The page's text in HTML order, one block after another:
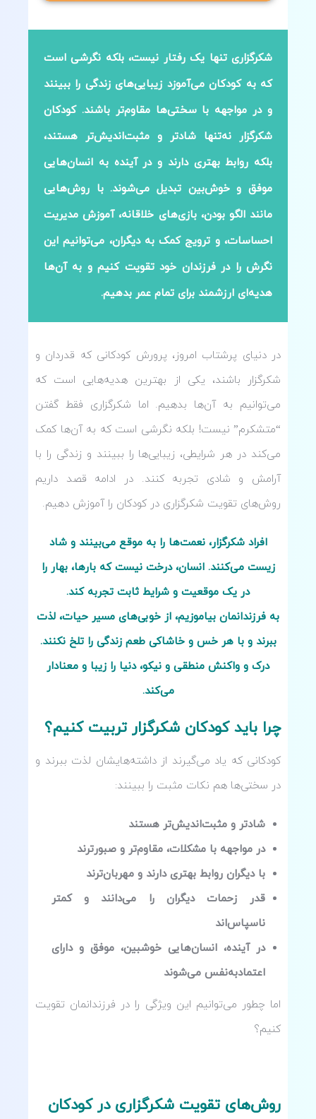
شکرگزاری تنها یک رفتار نیست، بلکه نگرشی است
که به کودکان می‌آموزد زیبایی‌های زندگی را ببینند
و در مواجهه با سختی‌ها مقاوم‌تر باشند. کودکان
شکرگزار نه‌تنها شادتر و مثبت‌اندیش‌تر هستند،
بلکه روابط بهتری دارند و در آینده به انسان‌هایی
موفق و خوش‌بین تبدیل می‌شوند. با روش‌هایی
مانند الگو بودن، بازی‌های خلاقانه، آموزش مدیریت
احساسات، و ترویج کمک به دیگران، می‌توانیم این
نگرش را در فرزندان خود تقویت کنیم و به آن‌ها
هدیه‌ای ارزشمند برای تمام عمر بدهیم.
در دنیای پرشتاب امروز، پرورش کودکانی که قدردان و
شکرگزار باشند، یکی از بهترین هدیه‌هایی است که
می‌توانیم به آن‌ها بدهیم. اما شکرگزاری فقط گفتن
“متشکرم” نیست! بلکه نگرشی است که به آن‌ها کمک
می‌کند در هر شرایطی، زیبایی‌ها را ببینند و زندگی را با
آرامش و شادی تجربه کنند. در ادامه قصد داریم
روش‌های تقویت شکرگزاری در کودکان را آموزش دهیم.
افراد شکرگزار، نعمت‌ها را به موقع می‌بینند و شاد
زیست می‌کنند. انسان، درخت نیست که بارها، بهار را
در یک موقعیت و شرایط ثابت تجربه کند.
به فرزندانمان بیاموزیم، از خوبی‌های مسیر حیات، لذت
ببرند و با هر خس و خاشاکی طعم زندگی را تلخ نکنند.
درک و واکنش منطقی و نیکو، دنیا را زیبا و معنا‌دار
می‌کند.
چرا باید کودکان شکرگزار تربیت کنیم؟
کودکانی که یاد می‌گیرند از داشته‌هایشان لذت ببرند و
در سختی‌ها هم نکات مثبت را ببینند:
شادتر و مثبت‌اندیش‌تر هستند
در مواجهه با مشکلات، مقاوم‌تر و صبورترند
با دیگران روابط بهتری دارند و مهربان‌ترند
قدر زحمات دیگران را می‌دانند و کمتر
ناسپاس‌اند
در آینده، انسان‌هایی خوشبین، موفق و دارای
اعتمادبه‌نفس می‌شوند
اما چطور می‌توانیم این ویژگی را در فرزندانمان تقویت
کنیم؟
روش‌های تقویت شکرگزاری در کودکان